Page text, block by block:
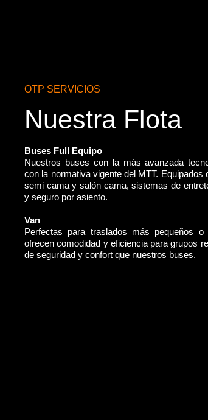
OTP SERVICIOS
Nuestra Flota
Buses Full Equipo
Nuestros buses con la más avanzada
con la normativa vigente del MTT. Equipados
semi cama y salón cama, sistemas de
y seguro por asiento.
Van
Perfectas para traslados más pequeños o
ofrecen comodidad y eficiencia para grupos
de seguridad y confort que nuestros buses.